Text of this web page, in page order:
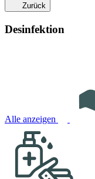
Zurück
Desinfektion
Alle anzeigen